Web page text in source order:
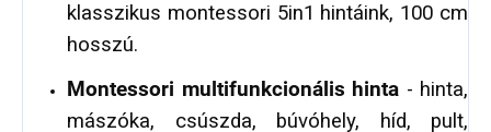
klasszikus montessori 5in1 hintáink, 100 cm
hosszú.
Montessori multifunkcionális hinta - hinta,
mászóka, csúszda, búvóhely, híd, pult,